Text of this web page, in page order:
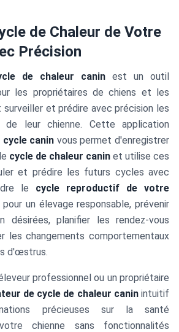
de Chaleur de Votre
Précision
de chaleur canin est un outil
les propriétaires de chiens et les
surveiller et prédire avec précision les
leur chienne. Cette application
cycle canin vous permet d'enregistrer
cycle de chaleur canin et utilise ces
et prédire les futurs cycles avec
le cycle reproductif de votre
un élevage responsable, prévenir
désirées, planifier les rendez-vous
les changements comportementaux
d'œstrus.
professionnel ou un propriétaire
de cycle de chaleur caninintuitif
précieuses sur la santé
chienne sans fonctionnalités